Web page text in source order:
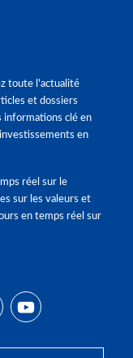
toute l'actualité
et dossiers
informations clé en
en
réel sur le
sur les valeurs et
en temps réel sur